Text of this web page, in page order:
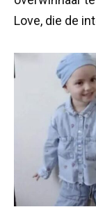
Love, die de